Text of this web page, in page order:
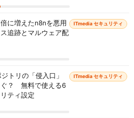
に増えたn8nを悪用
追跡とマルウェア配
ITmedia セキュリティ
トリの「侵入口」
ぐ？ 無料で使える6
ティ設定
ITmedia セキュリティ